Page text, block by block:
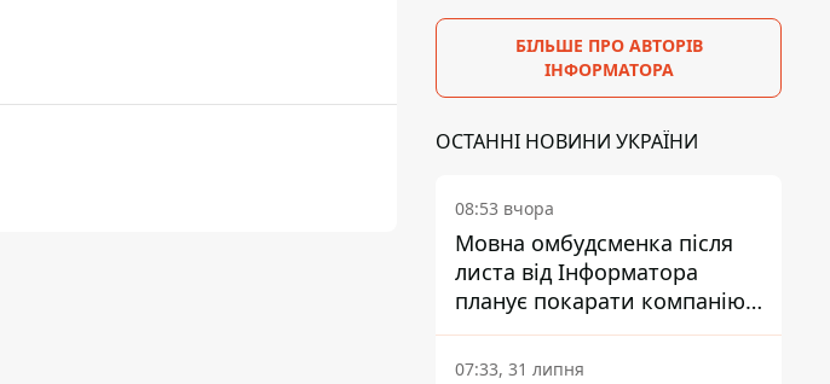
БІЛЬШЕ ПРО АВТОРІВ
ІНФОРМАТОРА
ОСТАННІ НОВИНИ УКРАЇНИ
08:53 вчора
Мовна омбудсменка після
листа від Інформатора
планує покарати компанію-
підрядника ПриватБанку
07:33, 31 липня